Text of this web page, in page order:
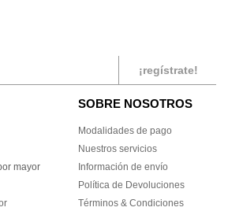
¡regístrate!
mayor
SOBRE NOSOTROS
Modalidades de pago
Nuestros servicios
Información de envío
Política de Devoluciones
Términos & Condiciones